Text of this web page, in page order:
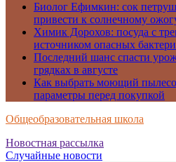
Биолог Ефимкин: сок
привести к солнечному
Химик Дорохов: посуда с
источником опасных
Последний шанс спасти
грядках в августе
Как выбрать моющий
параметры перед покупкой
Общеобразовательная школа
Новостная рассылка
Случайные новости